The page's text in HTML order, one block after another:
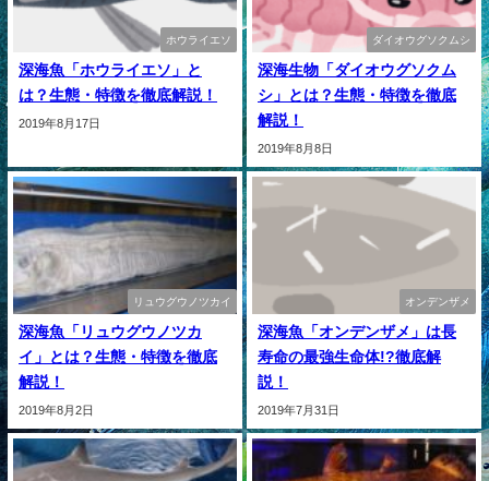
ホウライエソ
深海魚「ホウライエソ」と
は？生態・特徴を徹底解説！
2019年8月17日
ダイオウグソクムシ
深海生物「ダイオウグソクム
シ」とは？生態・特徴を徹底
解説！
2019年8月8日
リュウグウノツカイ
深海魚「リュウグウノツカ
イ」とは？生態・特徴を徹底
解説！
2019年8月2日
オンデンザメ
深海魚「オンデンザメ」は長
寿命の最強生命体!?徹底解
説！
2019年7月31日